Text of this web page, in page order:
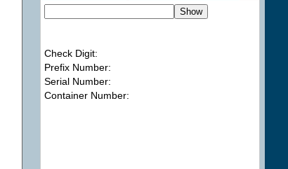
Check Digit:
Prefix Number:
Serial Number:
Container Number: